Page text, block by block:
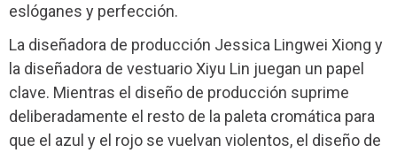
eslóganes y perfección.
La diseñadora de producción Jessica Lingwei Xiong y
la diseñadora de vestuario Xiyu Lin juegan un papel
clave. Mientras el diseño de producción suprime
deliberadamente el resto de la paleta cromática para
que el azul y el rojo se vuelvan violentos, el diseño de